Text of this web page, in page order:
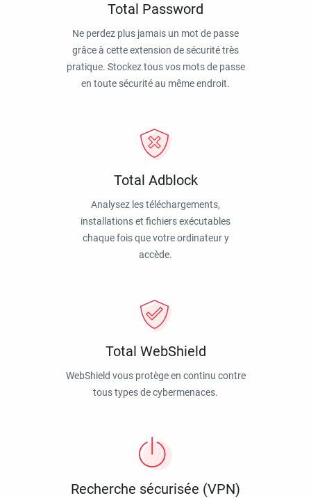
Total Password
Ne perdez plus jamais un mot de passe
grâce à cette extension de sécurité très
pratique. Stockez tous vos mots de passe
en toute sécurité au même endroit.
Total Adblock
Analysez les téléchargements,
installations et fichiers exécutables
chaque fois que votre ordinateur y
accède.
Total WebShield
WebShield vous protège en continu contre
tous types de cybermenaces.
Recherche sécurisée (VPN)